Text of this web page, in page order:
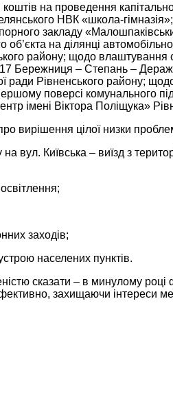
на проведення
НВК «школа-
закладу
об’єкта на ділянці
району; щодо влаштування
Бережниця – Степань –
ради Рівненського району;
поверсі комунального
імені Віктора Поліщука»
вирішення цілої низки
вул. Київська – виїзд з
заходів;
населених пунктів.
сказати – в минулому році
захищаючи інтереси